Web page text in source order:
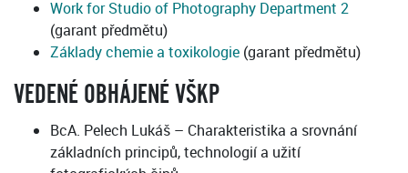
Work for Studio of Photography Department 2
(garant předmětu)
Základy chemie a toxikologie (garant předmětu)
VEDENÉ OBHÁJENÉ VŠKP
BcA. Pelech Lukáš – Charakteristika a srovnání
základních principů, technologií a užití